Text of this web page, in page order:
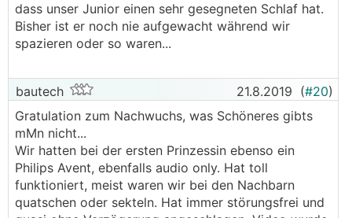
dass unser Junior einen sehr gesegneten Schlaf hat.
Bisher ist er noch nie aufgewacht während wir
spazieren oder so waren...
bautech 21.8.2019 (#20)
Gratulation zum Nachwuchs, was Schöneres gibts
mMn nicht...
Wir hatten bei der ersten Prinzessin ebenso ein
Philips Avent, ebenfalls audio only. Hat toll
funktioniert, meist waren wir bei den Nachbarn
quatschen oder sekteln. Hat immer störungsfrei und